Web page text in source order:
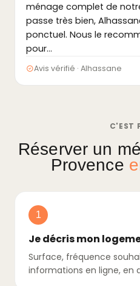
ménage complet de
passe très bien,
ponctuel. Nous le
pour…
Avis vérifié · Alhassane
C'EST
Réserver un
Provence
1
Je décris mon
Surface, fréquence
informations en ligne, en